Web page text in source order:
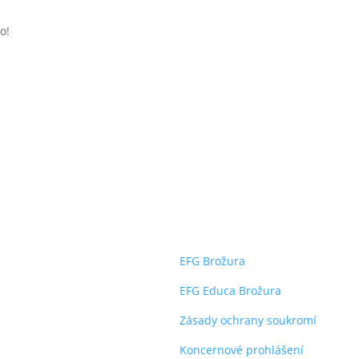
EFG Brožura
EFG Educa Brožura
Zásady ochrany soukromí
Koncernové prohlášení